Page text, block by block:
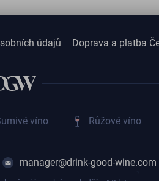
údajů Doprava a platba
víno Růžové víno
manager@drink-good-wine.com